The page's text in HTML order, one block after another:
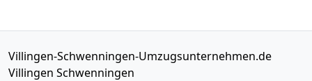
Villingen-Schwenningen-Umzugsunternehmen.de
Villingen Schwenningen